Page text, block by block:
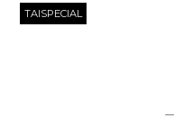
TAISPECIAL